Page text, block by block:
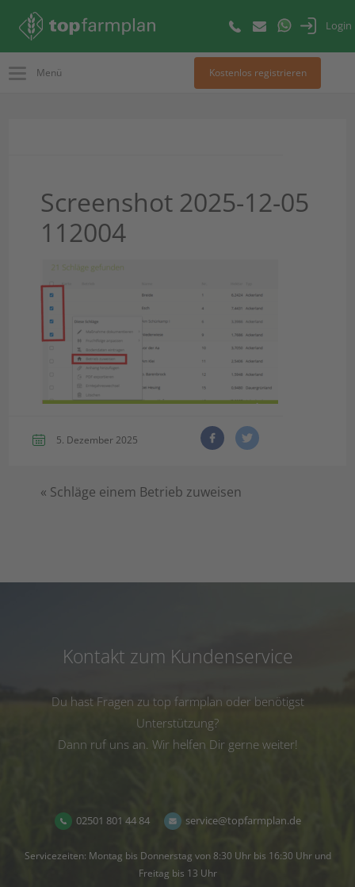
Login
Menü Kostenlos registrieren
Screenshot 2025-12-05
112004
5. Dezember 2025
« Schläge einem Betrieb zuweisen
Kontakt zum Kundenservice
Du hast Fragen zu top farmplan oder benötigst
Unterstützung?
Dann ruf uns an. Wir helfen Dir gerne weiter!
02501 801 44 84 service@topfarmplan.de
Servicezeiten: Montag bis Donnerstag von 8:30 Uhr bis 16:30 Uhr und
Freitag bis 13 Uhr